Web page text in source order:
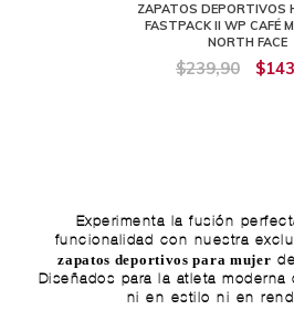
ZAPATOS DEPORTIVOS
FASTPACK II WP CAFÉ
NORTH FACE
$239,90
Experimenta la fusión
funcionalidad con nuestra
zapatos deportivos para mujer
Diseñados para la atleta
ni en estilo ni en